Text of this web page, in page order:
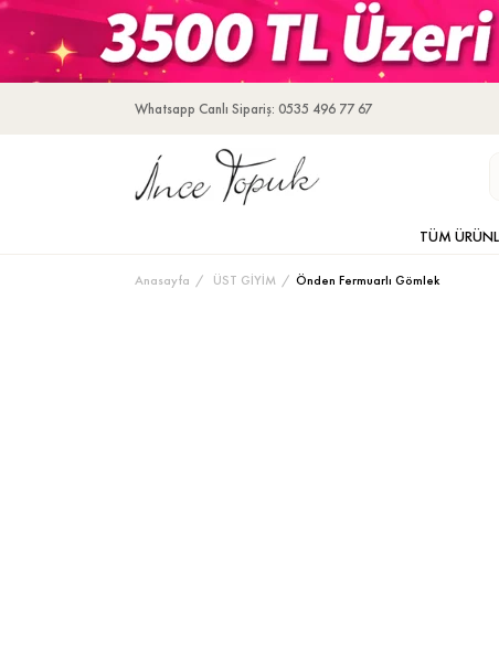
Whatsapp Canlı Sipariş: 0535 496 77 67
TÜM
Anasayfa ÜST GİYİM Önden Fermuarlı Gömlek